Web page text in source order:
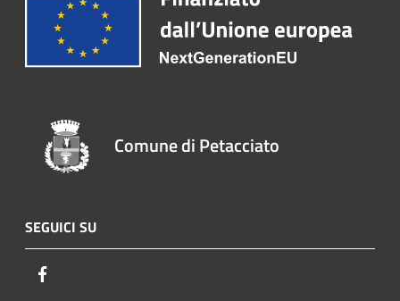
Comune di Petacciato
SEGUICI SU